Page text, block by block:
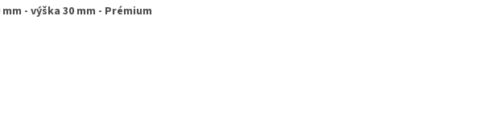
- výška 30 mm - Prémium